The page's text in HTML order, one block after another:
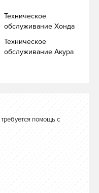
Техническое
обслуживание Хонда
Техническое
обслуживание Акура
помощь с